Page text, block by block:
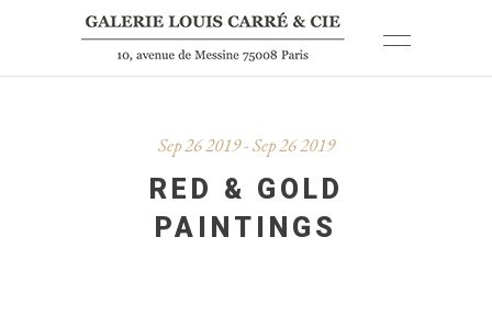
Sep 26 2019 - Sep 26 2019
RED & GOLD
PAINTINGS